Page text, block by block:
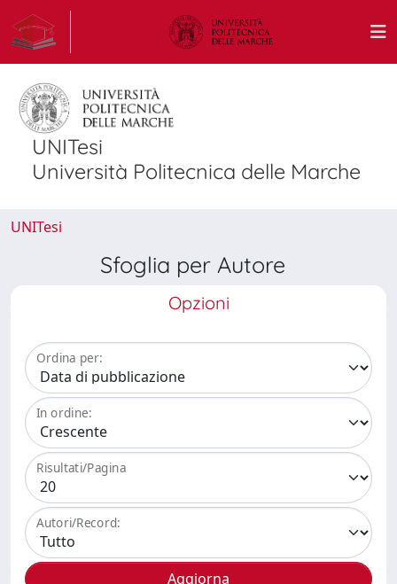
UNITesi
Università Politecnica delle Marche
UNITesi
Sfoglia per Autore
Opzioni
Ordina per:
In ordine:
Risultati/Pagina
Autori/Record: